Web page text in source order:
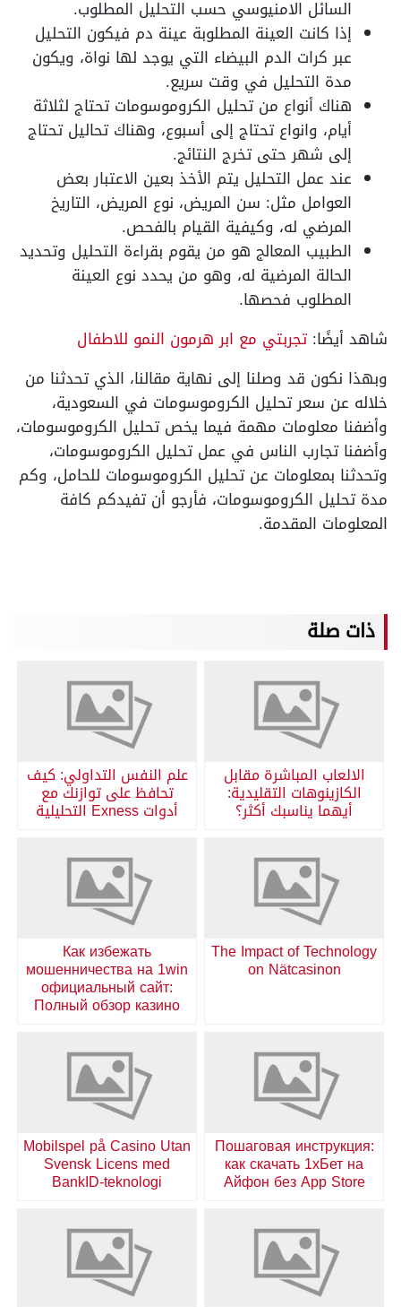
السائل الامنيوسي حسب التحليل المطلوب.
إذا كانت العينة المطلوبة عينة دم فيكون التحليل
عبر كرات الدم البيضاء التي يوجد لها نواة، ويكون
مدة التحليل في وقت سريع.
هناك أنواع من تحليل الكروموسومات تحتاج لثلاثة
أيام، وانواع تحتاج إلى أسبوع، وهناك تحاليل تحتاج
إلى شهر حتى تخرج النتائج.
عند عمل التحليل يتم الأخذ بعين الاعتبار بعض
العوامل مثل: سن المريض، نوع المريض، التاريخ
المرضي له، وكيفية القيام بالفحص.
الطبيب المعالج هو من يقوم بقراءة التحليل وتحديد
الحالة المرضية له، وهو من يحدد نوع العينة
المطلوب فحصها.
شاهد أيضًا:تجربتي مع ابر هرمون النمو للاطفال
وبهذا نكون قد وصلنا إلى نهاية مقالنا، الذي تحدثنا من
خلاله عن سعر تحليل الكروموسومات في السعودية،
وأضفنا معلومات مهمة فيما يخص تحليل الكروموسومات،
وأضفنا تجارب الناس في عمل تحليل الكروموسومات،
وتحدثنا بمعلومات عن تحليل الكروموسومات للحامل، وكم
مدة تحليل الكروموسومات، فأرجو أن تفيدكم كافة
المعلومات المقدمة.
ذات صلة
الالعاب المباشرة مقابل
الكازينوهات التقليدية:
أيهما يناسبك أكثر؟
علم النفس التداولي: كيف
تحافظ على توازنك مع
أدوات Exness التحليلية
The Impact of Technology
on Nätcasinon
Как избежать
мошенничества на 1win
официальный сайт:
Полный обзор казино
Пошаговая инструкция:
как скачать 1хБет на
Айфон без App Store
Mobilspel på Casino Utan
Svensk Licens med
BankID-teknologi